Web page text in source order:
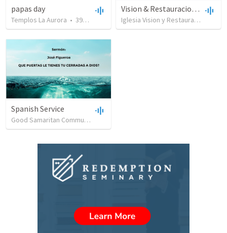
papas day
Templos La Aurora • 398 views 47:01
Vision & Restauracion-Discipulado 2- intro-Week 3 & 4
Iglesia Vision y Restauracion Mision Cristiana
Spanish Service
Good Samaritan Community Church